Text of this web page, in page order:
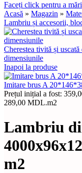
Faceți click pentru a mări
Acasă » Magazin »
Lambriu și accesorii,
Cherestea tivită și
dimensiunile
Inapoi la produse
Imitare brus A
Prețul inițial a fost:
289,00 MDL.m2
Lambriu
m2